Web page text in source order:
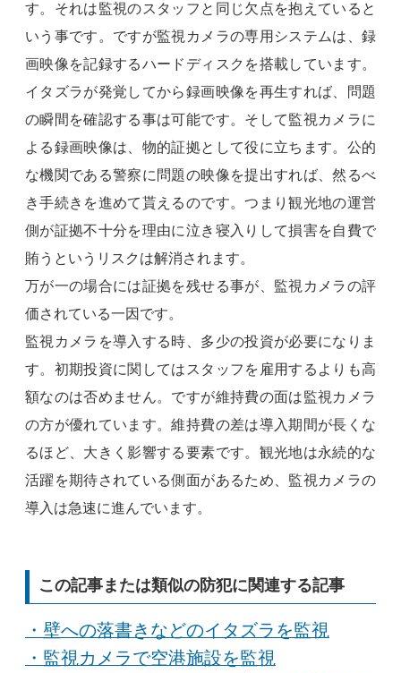
す。それは監視のスタッフと同じ欠点を抱えていると
いう事です。ですが監視カメラの専用システムは、録
画映像を記録するハードディスクを搭載しています。
イタズラが発覚してから録画映像を再生すれば、問題
の瞬間を確認する事は可能です。そして監視カメラに
よる録画映像は、物的証拠として役に立ちます。公的
な機関である警察に問題の映像を提出すれば、然るべ
き手続きを進めて貰えるのです。つまり観光地の運営
側が証拠不十分を理由に泣き寝入りして損害を自費で
賄うというリスクは解消されます。
万が一の場合には証拠を残せる事が、監視カメラの評
価されている一因です。
監視カメラを導入する時、多少の投資が必要になりま
す。初期投資に関してはスタッフを雇用するよりも高
額なのは否めません。ですが維持費の面は監視カメラ
の方が優れています。維持費の差は導入期間が長くな
るほど、大きく影響する要素です。観光地は永続的な
活躍を期待されている側面があるため、監視カメラの
導入は急速に進んでいます。
この記事または類似の防犯に関連する記事
・壁への落書きなどのイタズラを監視
・監視カメラで空港施設を監視